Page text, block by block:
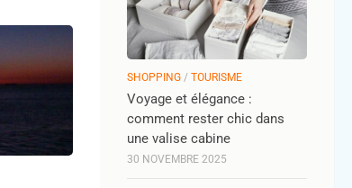
SHOPPING / TOURISME
Voyage et élégance :
comment rester chic dans
une valise cabine
30 NOVEMBRE 2025